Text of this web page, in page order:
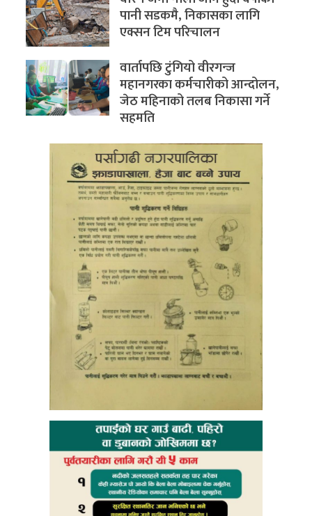
पानी सडकमै, निकासका लागि
एक्सन टिम परिचालन
वार्तापछि टुंगियो वीरगन्ज
महानगरका कर्मचारीको आन्दोलन,
जेठ महिनाको तलब निकासा गर्ने
सहमति